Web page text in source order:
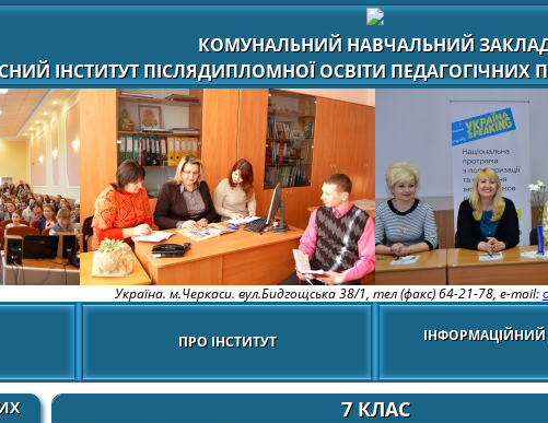
КОМУНАЛЬНИЙ НАВЧАЛЬНИЙ
ІНСТИТУТ ПІСЛЯДИПЛОМНОЇ ОСВІТИ ПЕДАГОГІЧНИХ
Україна. м.Черкаси. вул.Бидгощська 38/1, тел (факс) 64-21-78, e-mail:
ПРО ІНСТИТУТ
7 КЛАС